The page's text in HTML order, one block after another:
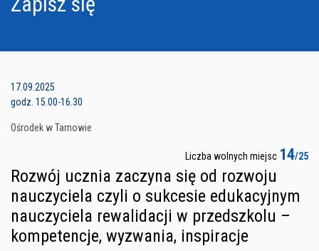
17.09.2025
godz. 15.00-16.30
Ośrodek w Tarnowie
Liczba wolnych miejsc 14/25
Rozwój ucznia zaczyna się od rozwoju
nauczyciela czyli o sukcesie edukacyjnym
nauczyciela rewalidacji w przedszkolu –
kompetencje, wyzwania, inspiracje
Ośrodek w Tarnowie